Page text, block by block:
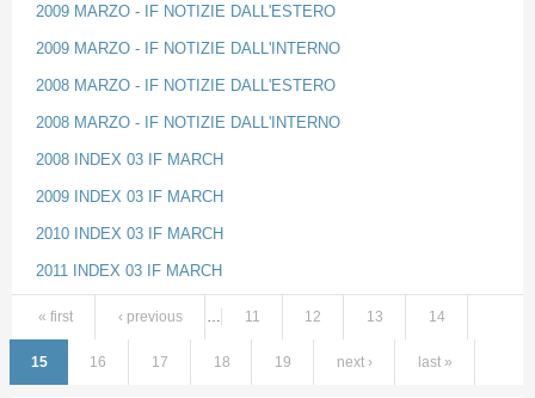
2009 MARZO - IF NOTIZIE DALL'ESTERO
2009 MARZO - IF NOTIZIE DALL'INTERNO
2008 MARZO - IF NOTIZIE DALL'ESTERO
2008 MARZO - IF NOTIZIE DALL'INTERNO
2008 INDEX 03 IF MARCH
2009 INDEX 03 IF MARCH
2010 INDEX 03 IF MARCH
2011 INDEX 03 IF MARCH
Pages
« first ‹ previous … 11 12 13 14
15 16 17 18 19 next › last »